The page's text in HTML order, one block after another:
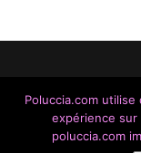
Made With
Poluccia.com
expérience
poluccia.com